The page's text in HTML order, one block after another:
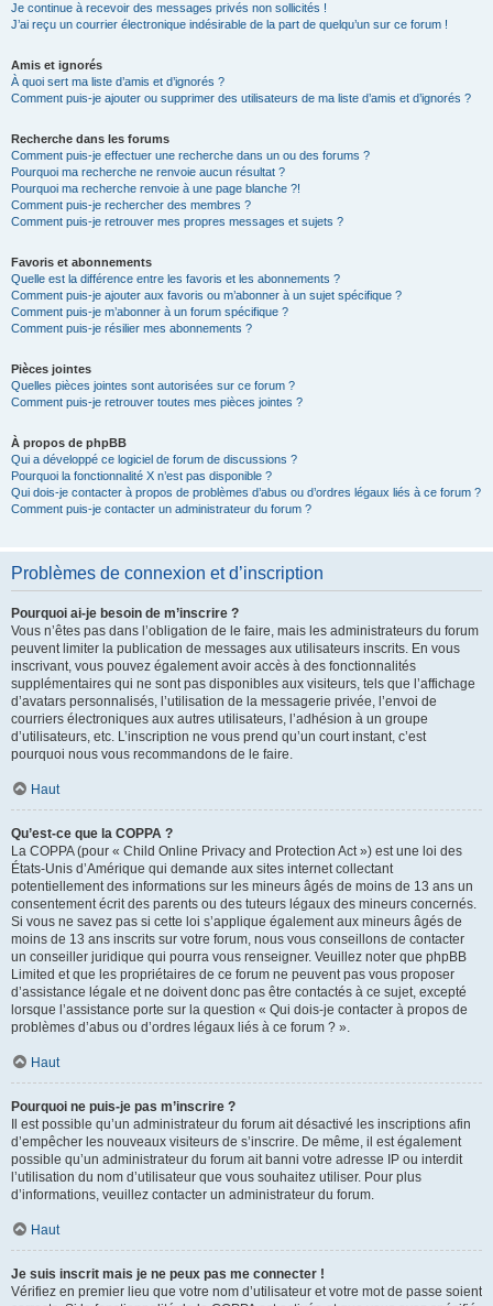
Je continue à recevoir des messages privés non sollicités !
J’ai reçu un courrier électronique indésirable de la part de quelqu’un sur ce forum !
Amis et ignorés
À quoi sert ma liste d’amis et d’ignorés ?
Comment puis-je ajouter ou supprimer des utilisateurs de ma liste d’amis et d’ignorés ?
Recherche dans les forums
Comment puis-je effectuer une recherche dans un ou des forums ?
Pourquoi ma recherche ne renvoie aucun résultat ?
Pourquoi ma recherche renvoie à une page blanche ?!
Comment puis-je rechercher des membres ?
Comment puis-je retrouver mes propres messages et sujets ?
Favoris et abonnements
Quelle est la différence entre les favoris et les abonnements ?
Comment puis-je ajouter aux favoris ou m’abonner à un sujet spécifique ?
Comment puis-je m’abonner à un forum spécifique ?
Comment puis-je résilier mes abonnements ?
Pièces jointes
Quelles pièces jointes sont autorisées sur ce forum ?
Comment puis-je retrouver toutes mes pièces jointes ?
À propos de phpBB
Qui a développé ce logiciel de forum de discussions ?
Pourquoi la fonctionnalité X n’est pas disponible ?
Qui dois-je contacter à propos de problèmes d’abus ou d’ordres légaux liés à ce forum ?
Comment puis-je contacter un administrateur du forum ?
Problèmes de connexion et d’inscription
Pourquoi ai-je besoin de m’inscrire ?
Vous n’êtes pas dans l’obligation de le faire, mais les administrateurs du forum
peuvent limiter la publication de messages aux utilisateurs inscrits. En vous
inscrivant, vous pouvez également avoir accès à des fonctionnalités
supplémentaires qui ne sont pas disponibles aux visiteurs, tels que l’affichage
d’avatars personnalisés, l’utilisation de la messagerie privée, l’envoi de
courriers électroniques aux autres utilisateurs, l’adhésion à un groupe
d’utilisateurs, etc. L’inscription ne vous prend qu’un court instant, c’est
pourquoi nous vous recommandons de le faire.
Haut
Qu’est-ce que la COPPA ?
La COPPA (pour « Child Online Privacy and Protection Act ») est une loi des
États-Unis d’Amérique qui demande aux sites internet collectant
potentiellement des informations sur les mineurs âgés de moins de 13 ans un
consentement écrit des parents ou des tuteurs légaux des mineurs concernés.
Si vous ne savez pas si cette loi s’applique également aux mineurs âgés de
moins de 13 ans inscrits sur votre forum, nous vous conseillons de contacter
un conseiller juridique qui pourra vous renseigner. Veuillez noter que phpBB
Limited et que les propriétaires de ce forum ne peuvent pas vous proposer
d’assistance légale et ne doivent donc pas être contactés à ce sujet, excepté
lorsque l’assistance porte sur la question « Qui dois-je contacter à propos de
problèmes d’abus ou d’ordres légaux liés à ce forum ? ».
Haut
Pourquoi ne puis-je pas m’inscrire ?
Il est possible qu’un administrateur du forum ait désactivé les inscriptions afin
d’empêcher les nouveaux visiteurs de s’inscrire. De même, il est également
possible qu’un administrateur du forum ait banni votre adresse IP ou interdit
l’utilisation du nom d’utilisateur que vous souhaitez utiliser. Pour plus
d’informations, veuillez contacter un administrateur du forum.
Haut
Je suis inscrit mais je ne peux pas me connecter !
Vérifiez en premier lieu que votre nom d’utilisateur et votre mot de passe soient